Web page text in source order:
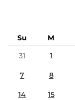
Su M
31
1
7 8
14 15